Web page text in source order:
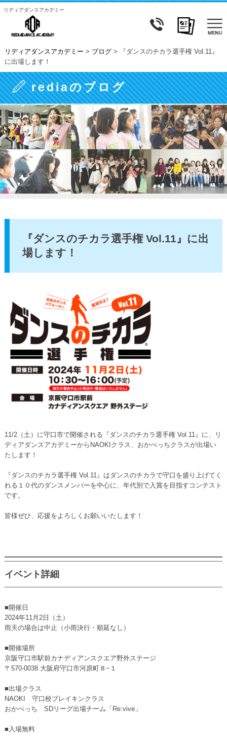
リディアダンスアカデミー
リディアダンスアカデミー > ブログ>
『ダンスのチカラ選手権 Vol.11』
に出場します！
rediaのブログ
『ダンスのチカラ選手権 Vol.11』に出
場します！
11/2（土）に守口市で開催される『ダンスのチカラ選手権 Vol.11』に、リ
ディアダンスアカデミーからNAOKIクラス、おかべっちクラスが出場い
たします！
『ダンスのチカラ選手権 Vol.11』はダンスのチカラで守口を盛り上げてく
れる１０代のダンスメンバーを中心に、年代別で入賞を目指すコンテスト
です。
皆様ぜひ、応援をよろしくお願いいたします！
イベント詳細
■開催日
2024年11月2日（土）
雨天の場合は中止（小雨決行・順延なし）
■開催場所
京阪守口市駅前カナディアンスクエア野外ステージ
〒570-0038 大阪府守口市河原町８−１
■出場クラス
NAOKI 守口校ブレイキンクラス
おかべっち SDリーグ出場チーム「Re:vive」
■入場無料